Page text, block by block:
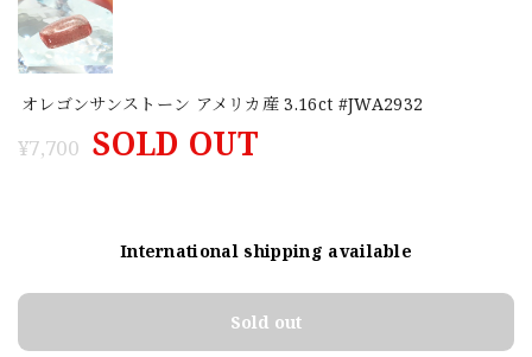
オレゴンサンストーン アメリカ産 3.16ct #JWA2932
¥7,700 SOLD OUT
International shipping available
Sold out